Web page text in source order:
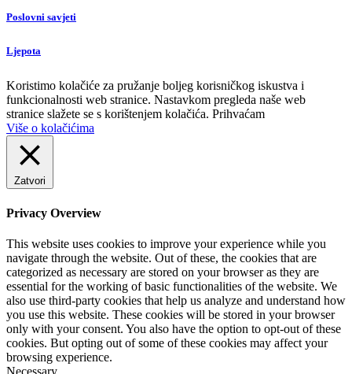
Poslovni savjeti
Ljepota
Koristimo kolačiće za pružanje boljeg korisničkog iskustva i
funkcionalnosti web stranice. Nastavkom pregleda naše web
stranice slažete se s korištenjem kolačića. Prihvaćam
Više o kolačićima
Zatvori
Privacy Overview
This website uses cookies to improve your experience while you
navigate through the website. Out of these, the cookies that are
categorized as necessary are stored on your browser as they are
essential for the working of basic functionalities of the website. We
also use third-party cookies that help us analyze and understand how
you use this website. These cookies will be stored in your browser
only with your consent. You also have the option to opt-out of these
cookies. But opting out of some of these cookies may affect your
browsing experience.
Necessary